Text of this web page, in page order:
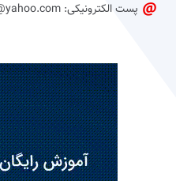
پست الکترونیکی: jahan1383@yahoo.com